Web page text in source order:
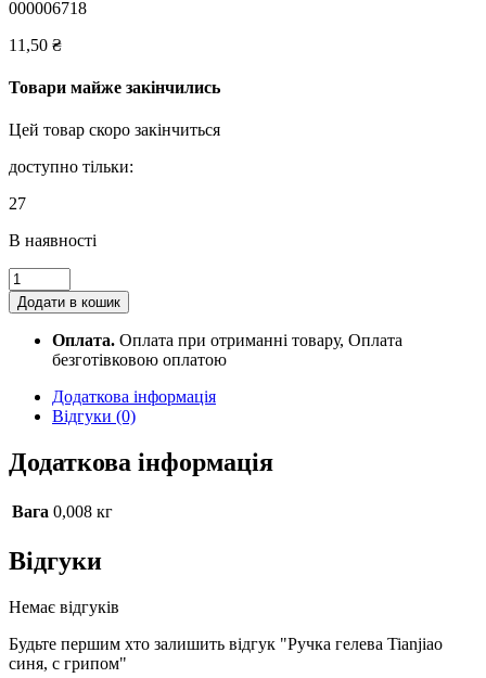
000006718
11,50 ₴
Товари майже закінчились
Цей товар скоро закінчиться
доступно тільки:
27
В наявності
Ручка
гелева
Tianjiao
синя,
quantity
Додати в кошик
Оплата. Оплата при отриманні товару, Оплата
безготівковою оплатою
Додаткова інформація
Відгуки (0)
Додаткова інформація
Вага 0,008 кг
Відгуки
Немає відгуків
Будьте першим хто залишить відгук "Ручка гелева Tianjiao
синя, с грипом"